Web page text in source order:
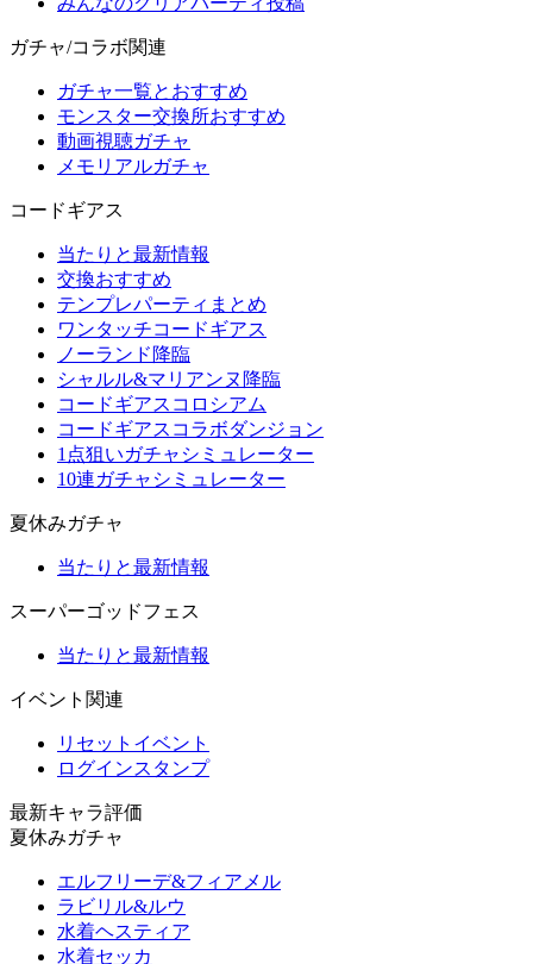
ガチャ/コラボ関連
ガチャ一覧とおすすめ
モンスター交換所おすすめ
動画視聴ガチャ
メモリアルガチャ
コードギアス
当たりと最新情報
交換おすすめ
テンプレパーティまとめ
ワンタッチコードギアス
ノーランド降臨
シャルル&マリアンヌ降臨
コードギアスコロシアム
コードギアスコラボダンジョン
1点狙いガチャシミュレーター
10連ガチャシミュレーター
夏休みガチャ
当たりと最新情報
スーパーゴッドフェス
当たりと最新情報
イベント関連
リセットイベント
ログインスタンプ
最新キャラ評価
夏休みガチャ
エルフリーデ&フィアメル
ラビリル&ルウ
水着ヘスティア
水着セッカ